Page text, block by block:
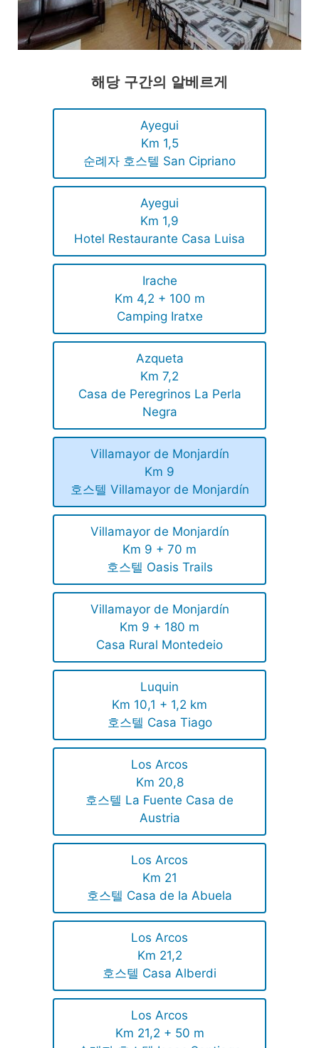
해당 구간의 알베르게
Ayegui
Km 1,5
순례자 호스텔 San Cipriano
Ayegui
Km 1,9
Hotel Restaurante Casa Luisa
Irache
Km 4,2 + 100 m
Camping Iratxe
Azqueta
Km 7,2
Casa de Peregrinos La Perla
Negra
Villamayor de Monjardín
Km 9
호스텔 Villamayor de Monjardín
Villamayor de Monjardín
Km 9 + 70 m
호스텔 Oasis Trails
Villamayor de Monjardín
Km 9 + 180 m
Casa Rural Montedeio
Luquin
Km 10,1 + 1,2 km
호스텔 Casa Tiago
Los Arcos
Km 20,8
호스텔 La Fuente Casa de
Austria
Los Arcos
Km 21
호스텔 Casa de la Abuela
Los Arcos
Km 21,2
호스텔 Casa Alberdi
Los Arcos
Km 21,2 + 50 m